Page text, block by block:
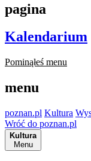
pagina
Kalendarium
Pominąłeś menu
menu
poznan.pl Kultura
Wróć do poznan.pl
Kultura
Menu